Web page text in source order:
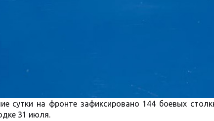
сутки на фронте зафиксировано 144 боевых
31 июля.